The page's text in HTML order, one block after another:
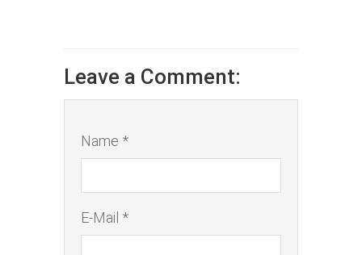
Leave a Comment:
Name *
E-Mail *